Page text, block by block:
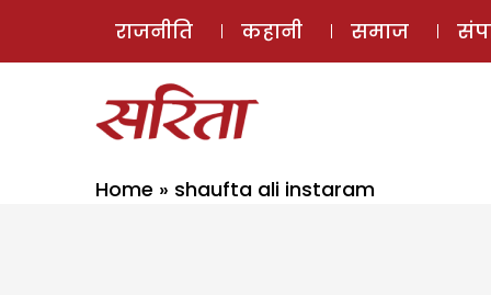
राजनीति कहानी समाज
Home » shaufta ali instaram